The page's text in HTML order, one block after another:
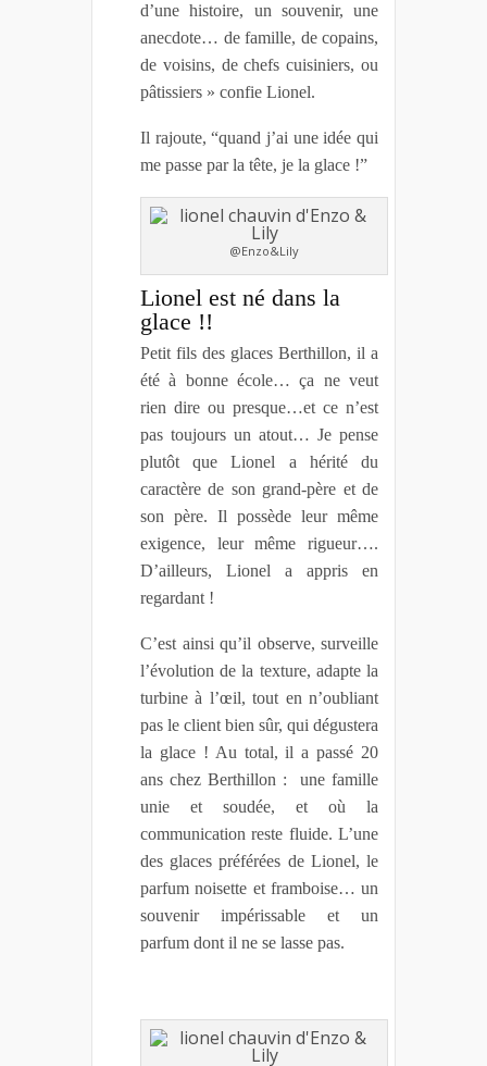
d’une histoire, un souvenir, une
anecdote… de famille, de copains,
de voisins, de chefs cuisiniers, ou
pâtissiers » confie Lionel.
Il rajoute, “quand j’ai une idée qui
me passe par la tête, je la glace !”
@Enzo&Lily
Lionel est né dans la
glace !!
Petit fils des glaces Berthillon, il a
été à bonne école… ça ne veut
rien dire ou presque…et ce n’est
pas toujours un atout… Je pense
plutôt que Lionel a hérité du
caractère de son grand-père et de
son père. Il possède leur même
exigence, leur même rigueur….
D’ailleurs, Lionel a appris en
regardant !
C’est ainsi qu’il observe, surveille
l’évolution de la texture, adapte la
turbine à l’œil, tout en n’oubliant
pas le client bien sûr, qui dégustera
la glace ! Au total, il a passé 20
ans chez Berthillon : une famille
unie et soudée, et où la
communication reste fluide. L’une
des glaces préférées de Lionel, le
parfum noisette et framboise… un
souvenir impérissable et un
parfum dont il ne se lasse pas.